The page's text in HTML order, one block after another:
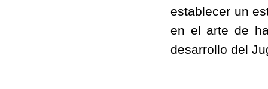
establecer un
en el arte de
desarrollo del